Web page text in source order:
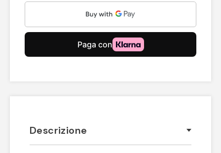
Descrizione